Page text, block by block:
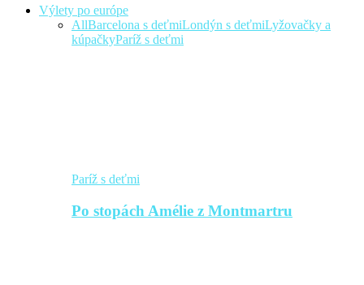
Výlety po európe
AllBarcelona s deťmiLondýn s deťmiLyžovačky a
kúpačkyParíž s deťmi
Paríž s deťmi
Po stopách Amélie z Montmartru